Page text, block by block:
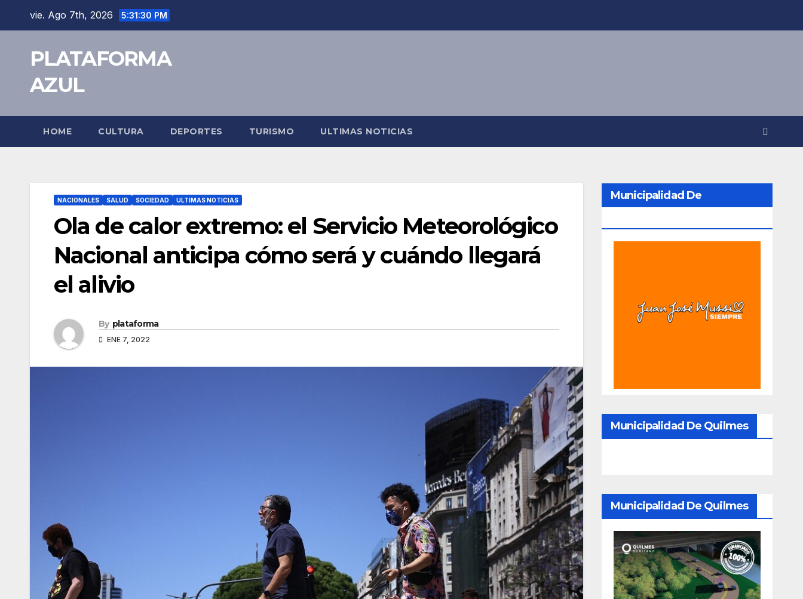
vie. Ago 7th, 2026 5:31:31 PM
PLATAFORMA
AZUL
HOME CULTURA DEPORTES TURISMO ULTIMAS NOTICIAS
NACIONALES SALUD SOCIEDAD ULTIMAS NOTICIAS
Ola de calor extremo: el Servicio Meteorológico
Nacional anticipa cómo será y cuándo llegará
el alivio
By plataforma
ENE 7, 2022
Municipalidad De
Municipalidad De Quilmes
Municipalidad De Quilmes